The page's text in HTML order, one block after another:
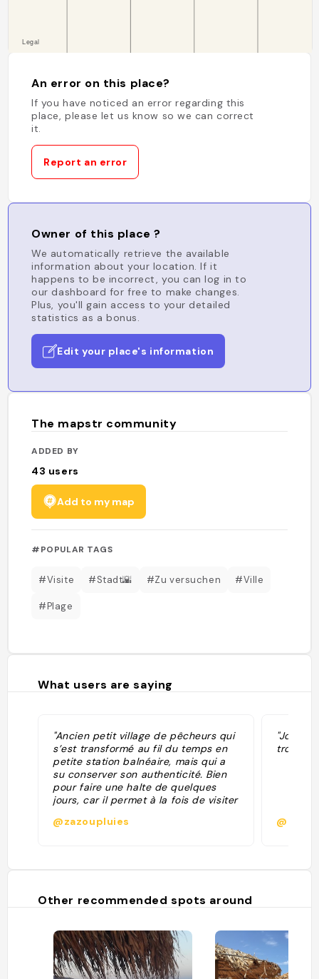
An error on this place?
If you have noticed an error regarding this
place, please let us know so we can correct
it.
Report an error
Owner of this place ?
We automatically retrieve the available
information about your location. If it
happens to be incorrect, you can log in to
our dashboard for free to make changes.
Plus, you'll gain access to your detailed
statistics as a bonus.
Edit your place's information
The mapstr community
ADDED BY
43 users
Add to my map
#POPULAR TAGS
#Visite #Stadt🌇 #Zu versuchen #Ville
#Plage
What users are saying
"Ancien petit village de pêcheurs qui
s’est transformé au fil du temps en
petite station balnéaire, mais qui a
su conserver son authenticité. Bien
pour faire une halte de quelques
jours, car il permet à la fois de visiter
profiter des nombreuses plages du
@zazoupluies
"Jolie
trop de
@
Other recommended spots around